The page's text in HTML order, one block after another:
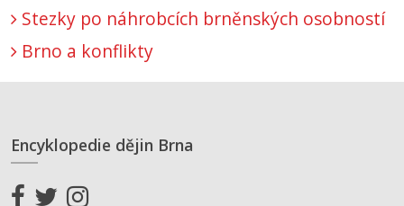
Stezky po náhrobcích brněnských osobností
Brno a konflikty
Encyklopedie dějin Brna